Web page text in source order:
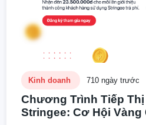
Kinh doanh 710 ngày trước
Chương Trình Tiếp
Stringee: Cơ Hội Vàng